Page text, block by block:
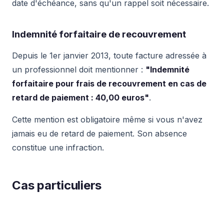
date d'échéance, sans qu'un rappel soit nécessaire.
Indemnité forfaitaire de recouvrement
Depuis le 1er janvier 2013, toute facture adressée à
un professionnel doit mentionner : "Indemnité
forfaitaire pour frais de recouvrement en cas de
retard de paiement : 40,00 euros".
Cette mention est obligatoire même si vous n'avez
jamais eu de retard de paiement. Son absence
constitue une infraction.
Cas particuliers